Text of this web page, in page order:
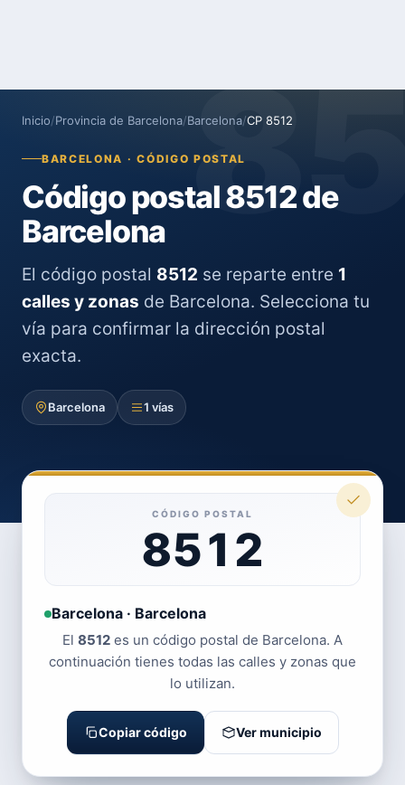
Inicio/Provincia de Barcelona/Barcelona/CP 8512
BARCELONA · CÓDIGO POSTAL
Código postal 8512 de
Barcelona
El código postal 8512 se reparte entre 1
calles y zonas de Barcelona. Selecciona tu
vía para confirmar la dirección postal
exacta.
Barcelona 1 vías
CÓDIGO POSTAL
8512
Barcelona · Barcelona
El 8512 es un código postal de Barcelona. A
continuación tienes todas las calles y zonas que
lo utilizan.
Copiar código Ver municipio